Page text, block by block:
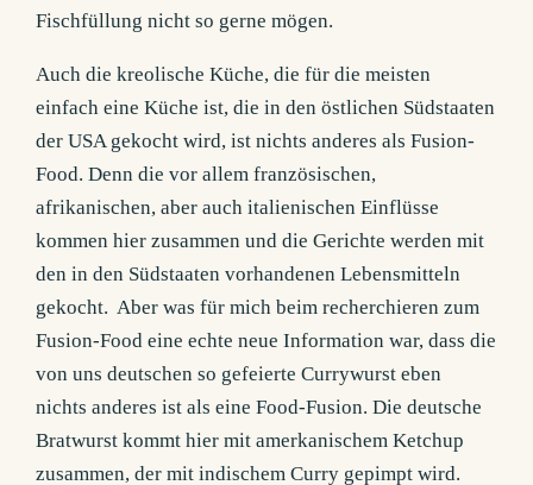
Fischfüllung nicht so gerne mögen.
Auch die kreolische Küche, die für die meisten
einfach eine Küche ist, die in den östlichen Südstaaten
der USA gekocht wird, ist nichts anderes als Fusion-
Food. Denn die vor allem französischen,
afrikanischen, aber auch italienischen Einflüsse
kommen hier zusammen und die Gerichte werden mit
den in den Südstaaten vorhandenen Lebensmitteln
gekocht. Aber was für mich beim recherchieren zum
Fusion-Food eine echte neue Information war, dass die
von uns deutschen so gefeierte Currywurst eben
nichts anderes ist als eine Food-Fusion. Die deutsche
Bratwurst kommt hier mit amerkanischem Ketchup
zusammen, der mit indischem Curry gepimpt wird.